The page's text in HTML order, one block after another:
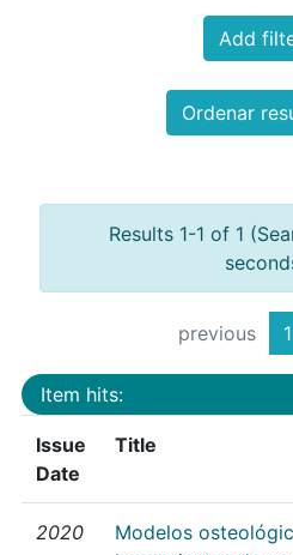
Add
Ordenar
Results 1-1 of 1
previous 1
Item hits:
Issue
Date
Title
2020
Modelos